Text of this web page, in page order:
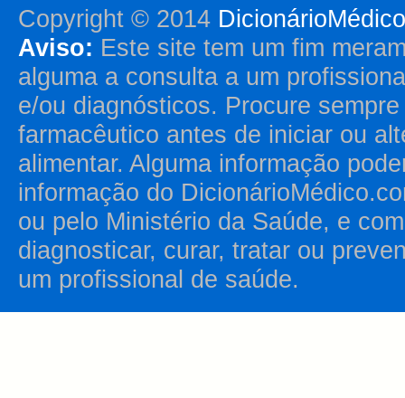
Copyright © 2014
Aviso: Este site tem um fim
alguma a consulta a um
e/ou diagnósticos. Procure
farmacêutico antes de iniciar ou
alimentar. Alguma informação
informação do
ou pelo Ministério da Saúde, e
diagnosticar, curar, tratar ou
um profissional de saúde.